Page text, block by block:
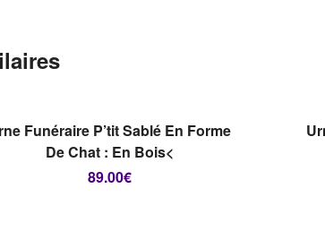
LIRE LA SUITE
Funéraire P’tit Sablé En Forme
De Chat : En Bois<
89.00€